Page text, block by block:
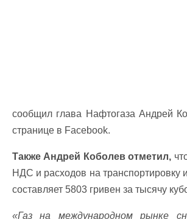
сообщил глава Нафтогаза Андрей
странице в Facebook.
Также Андрей Коболев отметил,
НДС и расходов на транспортировку
составляет 5803 гривен за тысячу
«Газ на международном рынке